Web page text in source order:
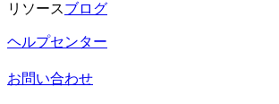
リソースブログ
ヘルプセンター
お問い合わせ